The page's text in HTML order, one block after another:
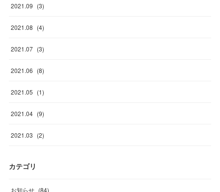
2021.09 (3)
2021.08 (4)
2021.07 (3)
2021.06 (8)
2021.05 (1)
2021.04 (9)
2021.03 (2)
カテゴリ
お知らせ (84)